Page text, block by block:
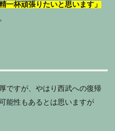
一杯頑張りたいと思います」
ですが、やはり西武への復帰
能性もあるとは思いますが